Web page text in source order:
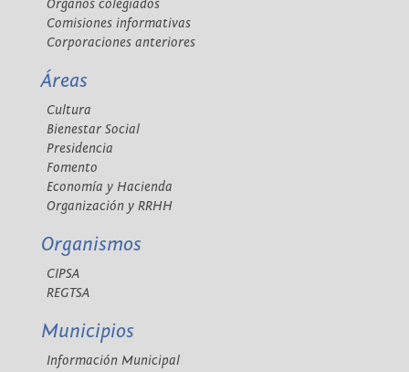
Órganos colegiados
Comisiones informativas
Corporaciones anteriores
Áreas
Cultura
Bienestar Social
Presidencia
Fomento
Economía y Hacienda
Organización y RRHH
Organismos
CIPSA
REGTSA
Municipios
Información Municipal